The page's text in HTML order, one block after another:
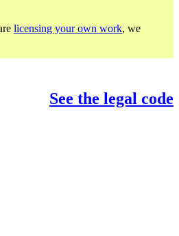
licensing your own work, we
See the legal code